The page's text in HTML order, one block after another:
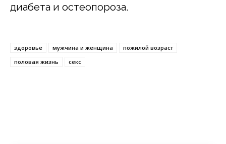
диабета и остеопороза.
здоровье мужчина и женщина
пожилой возраст
половая жизнь
секс